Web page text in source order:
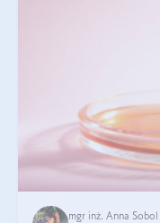
mgr inż. Anna Sobol